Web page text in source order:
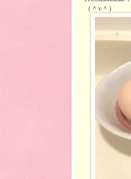
（＾ν＾）